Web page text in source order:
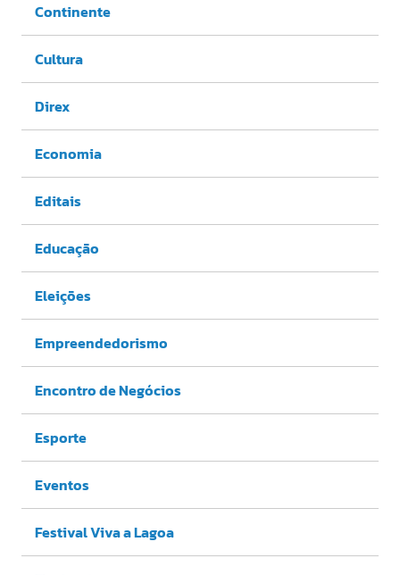
Continente
Cultura
Direx
Economia
Editais
Educação
Eleições
Empreendedorismo
Encontro de Negócios
Esporte
Eventos
Festival Viva a Lagoa